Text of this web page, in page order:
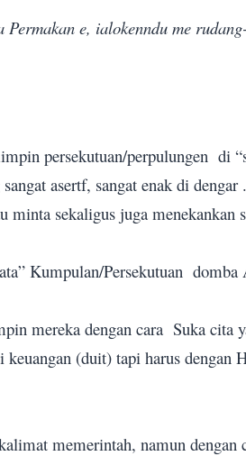
Permakan e, ialokenndu me
persekutuan/perpulungen di
asertf, sangat enak di dengar .
minta sekaligus juga menekankan
Kumpulan/Persekutuan domba
mereka dengan cara Suka cita
keuangan (duit) tapi harus
memerintah, namun dengan